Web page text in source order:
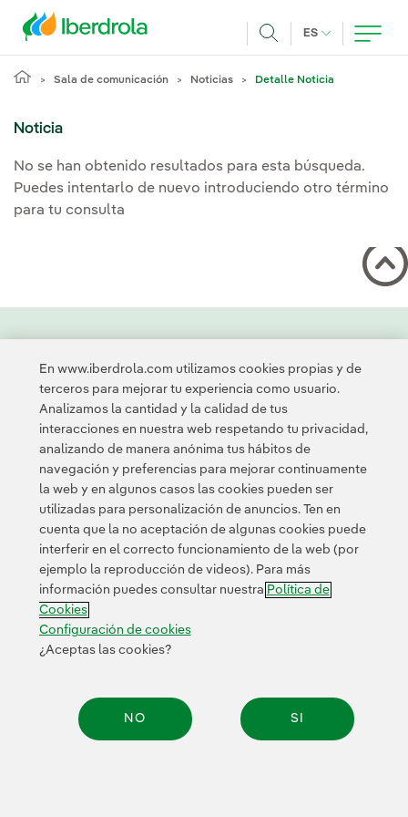
ES IDIOMA
Sala de comunicación Noticias Detalle Noticia
Noticia
No se han obtenido resultados para esta búsqueda.
Puedes intentarlo de nuevo introduciendo otro término
para tu consulta
Política de cookies Configuración de cookies Accesibilidad
Canal de denuncias
© 2026 Iberdrola, S.A. Reservados todos los derechos.
En www.iberdrola.com utilizamos cookies propias y de
terceros para mejorar tu experiencia como usuario.
Analizamos la cantidad y la calidad de tus
interacciones en nuestra web respetando tu privacidad,
analizando de manera anónima tus hábitos de
navegación y preferencias para mejorar continuamente
la web y en algunos casos las cookies pueden ser
utilizadas para personalización de anuncios. Ten en
cuenta que la no aceptación de algunas cookies puede
interferir en el correcto funcionamiento de la web (por
ejemplo la reproducción de videos). Para más
información puedes consultar nuestra Política de
Cookies
Configuración de cookies
¿Aceptas las cookies?
NO SI